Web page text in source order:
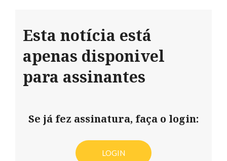
Esta notícia está
apenas disponivel
para assinantes
Se já fez assinatura, faça o login:
LOGIN